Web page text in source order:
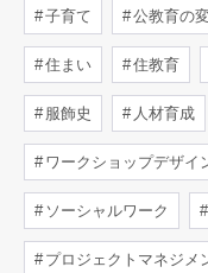
子育て 公教育の
住まい 住教育
服飾史 人材育成
ワークショップデザイ
ソーシャルワーク
プロジェクトマネジメ